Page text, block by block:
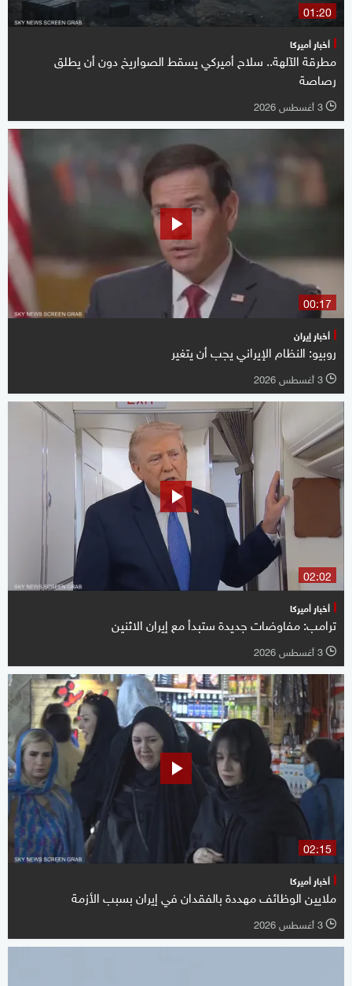
01:20
أخبار أميركا
مطرقة الآلهة.. سلاح أميركي يسقط الصواريخ دون أن يطلق
رصاصة
l 3 أغسطس 2026
00:17
أخبار إيران
روبيو: النظام الإيراني يجب أن يتغير
l 3 أغسطس 2026
02:02
أخبار أميركا
ترامب: مفاوضات جديدة ستبدأ مع إيران الاثنين
l 3 أغسطس 2026
02:15
أخبار أميركا
ملايين الوظائف مهددة بالفقدان في إيران بسبب الأزمة
l 3 أغسطس 2026